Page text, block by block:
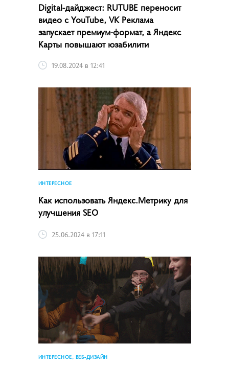
Digital-дайджест: RUTUBE переносит
видео с YouTube, VK Реклама
запускает премиум-формат, а Яндекс
Карты повышают юзабилити
19.08.2024 в 12:41
ИНТЕРЕСНОЕ
Как использовать Яндекс.Метрику для
улучшения SEO
25.06.2024 в 17:11
ИНТЕРЕСНОЕ, ВЕБ-ДИЗАЙН